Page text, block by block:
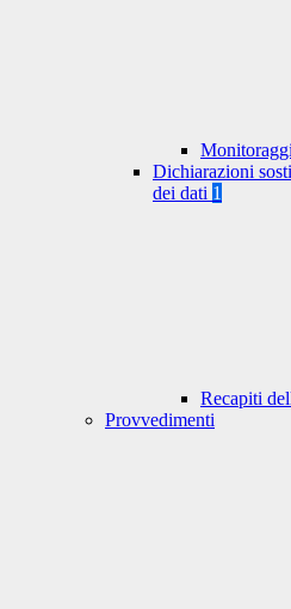
Dichiarazioni
dei dati 1
Recapiti
Provvedimenti